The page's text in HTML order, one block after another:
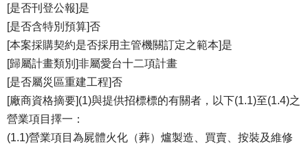
[是否刊登公報]是
[是否含特別預算]否
[本案採購契約是否採用主管機關訂定之範本]是
[歸屬計畫類別]非屬愛台十二項計畫
[是否屬災區重建工程]否
[廠商資格摘要](1)與提供招標標的有關者，以下(1.1)至(1.4)之
營業項目擇一：
(1.1)營業項目為屍體火化（葬）爐製造、買賣、按裝及維修